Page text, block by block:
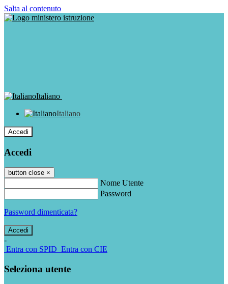
Salta al contenuto
Italiano
Italiano
Accedi
Accedi
button close ×
Nome Utente
Password
Password dimenticata?
-
Entra con SPID Entra con CIE
Seleziona utente